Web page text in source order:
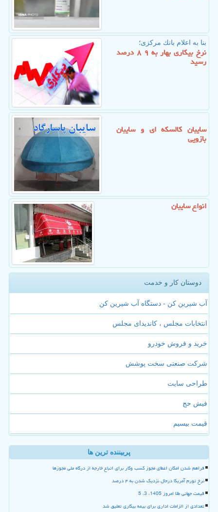
بنا به اعلام بانك مركزی؛
نرخ بیكاری بهار به ۹ ۸ درصد
رسید
سایبان كالسكه ای و سایبان
بازویی
انواع سایبان
دوستان کار و خدمت
آب شیرین کن - دستگاه آب شیرین کن
انتخابات مجلس ، کاندیدای مجلس
خرید و فروش خودرو
شرکت صنعتی سخت پوشش
طراحی سایت
فیش حج
قیمت بیسیم
پربیننده ترین ها
فراهم شدن امکان اعطای مجوز کسب وکار برای اتباع خارجه از درگاه ملی مجوزها
نرخ تورم آمریکا درحال نزدیک شدن به ۴ درصد
قیمت جهانی طلا امروز 1405، 3، 5
تعدادی از الزامات اداری برای بیمه بیکاری تعلیق شد